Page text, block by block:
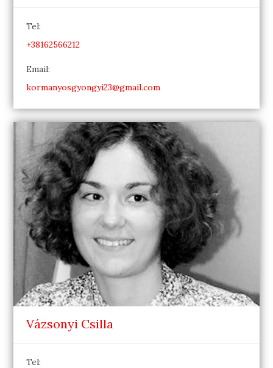
Tel:
+38162566212
Email:
kormanyosgyongyi23@gmail.com
Vázsonyi Csilla
Tel: